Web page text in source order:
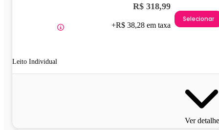
Leito Individual
R$ 318,99
+R$ 38,28 em taxa
Selecionar
Ver